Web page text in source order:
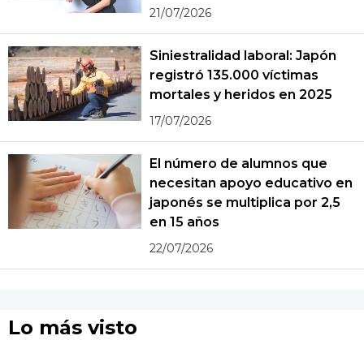
21/07/2026
Siniestralidad laboral: Japón
registró 135.000 víctimas
mortales y heridos en 2025
17/07/2026
El número de alumnos que
necesitan apoyo educativo en
japonés se multiplica por 2,5
en 15 años
22/07/2026
Lo más visto